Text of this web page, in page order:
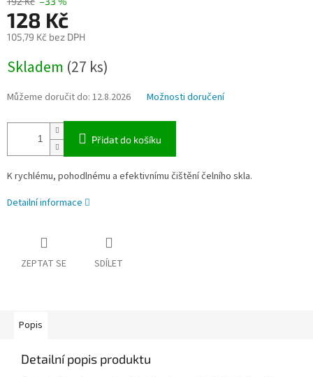
128 Kč
105,79 Kč bez DPH
cena:
Skladem (27 ks)
Můžeme doručit do: 12.8.2026 Možnosti doručení
Přidat do košíku
K rychlému, pohodlnému a efektivnímu čištění čelního skla.
Detailní informace
ZEPTAT SE SDÍLET
Popis
Detailní popis produktu